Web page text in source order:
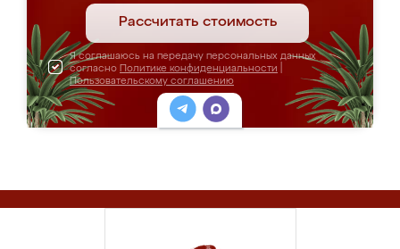
Рассчитать стоимость
Я соглашаюсь на передачу персональных данных
согласно Политике конфиденциальности
Пользовательскому соглашению